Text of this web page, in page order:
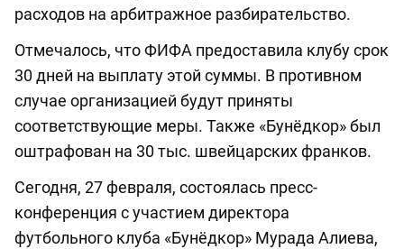
расходов на арбитражное разбирательство.
Отмечалось, что ФИФА предоставила клубу срок
30 дней на выплату этой суммы. В противном
случае организацией будут приняты
соответствующие меры. Также «Бунёдкор» был
оштрафован на 30 тыс. швейцарских франков.
Сегодня, 27 февраля, состоялась пресс-
конференция с участием директора
футбольного клуба «Бунёдкор» Мурада Алиева,